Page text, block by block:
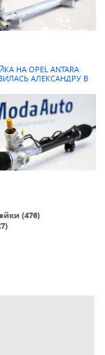
НА OPEL ANTARA
АЛЕКСАНДРУ В
(476)